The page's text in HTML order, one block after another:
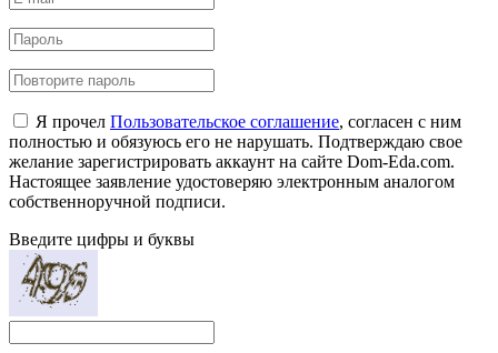
Я прочел Пользовательское соглашение, согласен с ним
полностью и обязуюсь его не нарушать. Подтверждаю свое
желание зарегистрировать аккаунт на сайте Dom-Eda.com.
Настоящее заявление удостоверяю электронным аналогом
собственноручной подписи.
Введите цифры и буквы